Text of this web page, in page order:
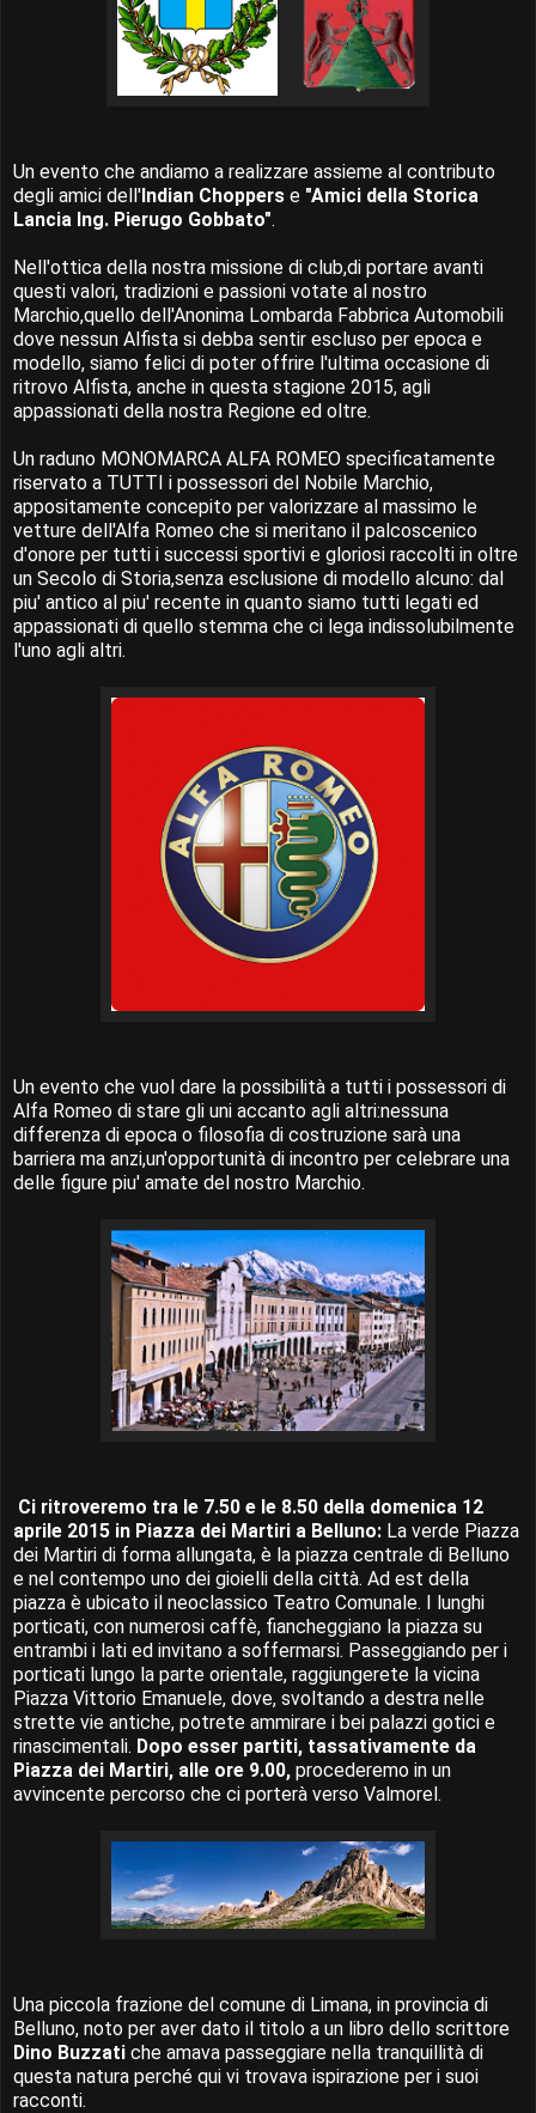
Un evento che andiamo a realizzare assieme al contributo
degli amici dell'Indian Choppers e "Amici della Storica
Lancia Ing. Pierugo Gobbato".
Nell'ottica della nostra missione di club,di portare avanti
questi valori, tradizioni e passioni votate al nostro
Marchio,quello dell'Anonima Lombarda Fabbrica Automobili
dove nessun Alfista si debba sentir escluso per epoca e
modello, siamo felici di poter offrire l'ultima occasione di
ritrovo Alfista, anche in questa stagione 2015, agli
appassionati della nostra Regione ed oltre.
Un raduno MONOMARCA ALFA ROMEO specificatamente
riservato a TUTTI i possessori del Nobile Marchio,
appositamente concepito per valorizzare al massimo le
vetture dell'Alfa Romeo che si meritano il palcoscenico
d'onore per tutti i successi sportivi e gloriosi raccolti in oltre
un Secolo di Storia,senza esclusione di modello alcuno: dal
piu' antico al piu' recente in quanto siamo tutti legati ed
appassionati di quello stemma che ci lega indissolubilmente
l'uno agli altri.
Un evento che vuol dare la possibilità a tutti i possessori di
Alfa Romeo di stare gli uni accanto agli altri:nessuna
differenza di epoca o filosofia di costruzione sarà una
barriera ma anzi,un'opportunità di incontro per celebrare una
delle figure piu' amate del nostro Marchio.
Ci ritroveremo tra le 7.50 e le 8.50 della domenica 12
aprile 2015 in Piazza dei Martiri a Belluno: La verde Piazza
dei Martiri di forma allungata, è la piazza centrale di Belluno
e nel contempo uno dei gioielli della città. Ad est della
piazza è ubicato il neoclassico Teatro Comunale. I lunghi
porticati, con numerosi caffè, fiancheggiano la piazza su
entrambi i lati ed invitano a soffermarsi. Passeggiando per i
porticati lungo la parte orientale, raggiungerete la vicina
Piazza Vittorio Emanuele, dove, svoltando a destra nelle
strette vie antiche, potrete ammirare i bei palazzi gotici e
rinascimentali. Dopo esser partiti, tassativamente da
Piazza dei Martiri, alle ore 9.00, procederemo in un
avvincente percorso che ci porterà verso Valmorel.
Una piccola frazione del comune di Limana, in provincia di
Belluno, noto per aver dato il titolo a un libro dello scrittore
Dino Buzzati che amava passeggiare nella tranquillità di
questa natura perché qui vi trovava ispirazione per i suoi
racconti.